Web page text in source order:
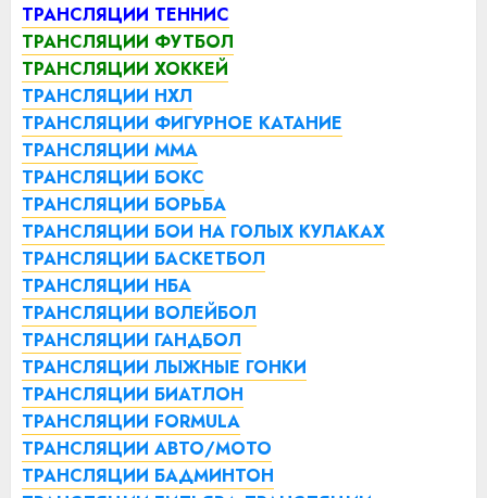
ТРАНСЛЯЦИИ ТЕННИС
ТРАНСЛЯЦИИ ФУТБОЛ
ТРАНСЛЯЦИИ ХОККЕЙ
ТРАНСЛЯЦИИ НХЛ
ТРАНСЛЯЦИИ ФИГУРНОЕ КАТАНИЕ
ТРАНСЛЯЦИИ ММА
ТРАНСЛЯЦИИ БОКС
ТРАНСЛЯЦИИ БОРЬБА
ТРАНСЛЯЦИИ БОИ НА ГОЛЫХ КУЛАКАХ
ТРАНСЛЯЦИИ БАСКЕТБОЛ
ТРАНСЛЯЦИИ НБА
ТРАНСЛЯЦИИ ВОЛЕЙБОЛ
ТРАНСЛЯЦИИ ГАНДБОЛ
ТРАНСЛЯЦИИ ЛЫЖНЫЕ ГОНКИ
ТРАНСЛЯЦИИ БИАТЛОН
ТРАНСЛЯЦИИ FORMULA
ТРАНСЛЯЦИИ АВТО/МОТО
ТРАНСЛЯЦИИ БАДМИНТОН